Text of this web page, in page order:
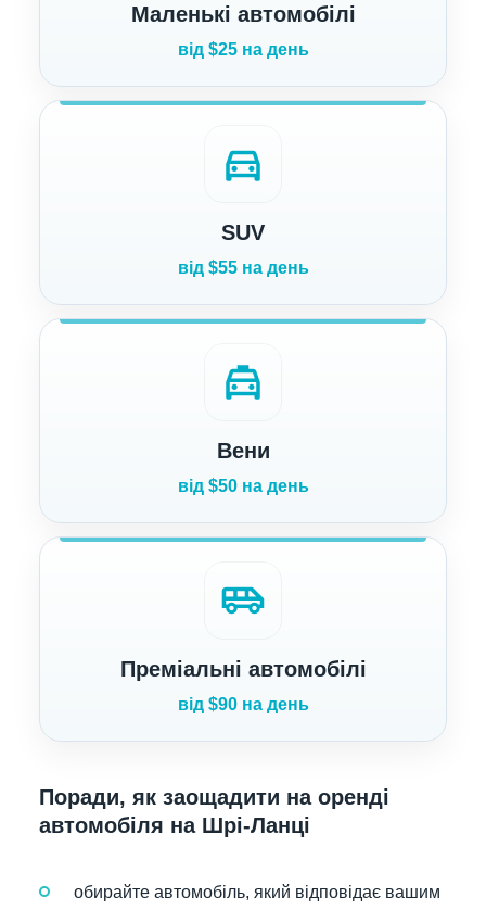
Маленькі автомобілі
від $25 на день
directions_car
SUV
від $55 на день
local_taxi
Вени
від $50 на день
airport_shuttle
Преміальні автомобілі
від $90 на день
Поради, як заощадити на оренді
автомобіля на Шрі-Ланці
обирайте автомобіль, який відповідає вашим